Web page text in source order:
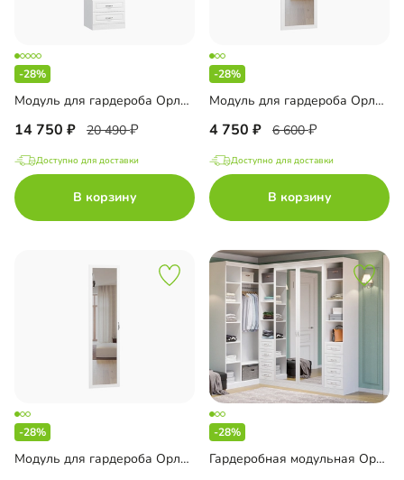
-28%
Модуль для гардероба Орлеан-8
14 750 20 490
Доступно для доставки
В корзину
-28%
Модуль для гардероба Орлеан-12
4 750 6 600
Доступно для доставки
В корзину
-28%
Модуль для гардероба Орлеан-13
-28%
Гардеробная модульная Орлеан-1